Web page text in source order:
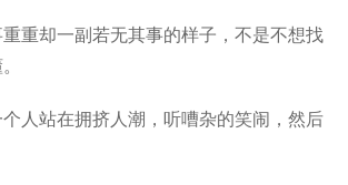
却一副若无其事的样子，不是不想找
站在拥挤人潮，听嘈杂的笑闹，然后